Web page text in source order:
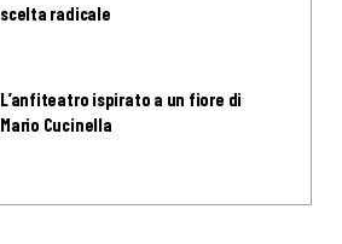
scelta radicale
L’anfiteatro ispirato a un fiore di
Mario Cucinella